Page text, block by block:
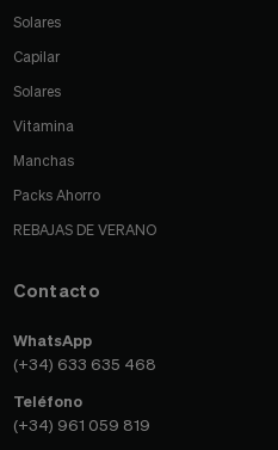
Solares
Capilar
Solares
Vitamina
Manchas
Packs Ahorro
REBAJAS DE VERANO
Contacto
WhatsApp
(+34) 633 635 468
Teléfono
(+34) 961 059 819